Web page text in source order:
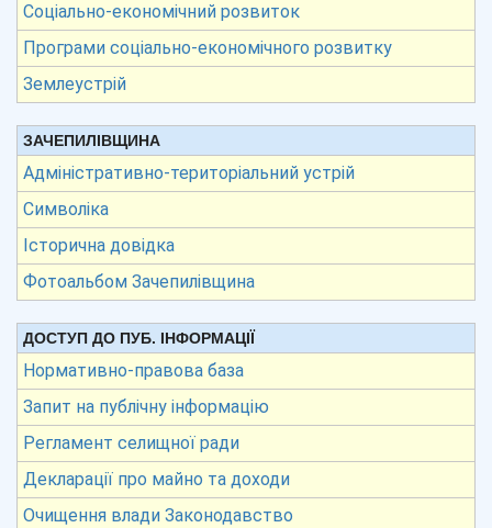
Соціально-економічний розвиток
Програми соціально-економічного розвитку
Землеустрій
ЗАЧЕПИЛІВЩИНА
Адміністративно-територіальний устрій
Символіка
Історична довідка
Фотоальбом Зачепилівщина
ДОСТУП ДО ПУБ. ІНФОРМАЦІЇ
Нормативно-правова база
Запит на публічну інформацію
Регламент селищної ради
Декларації про майно та доходи
Очищення влади Законодавство